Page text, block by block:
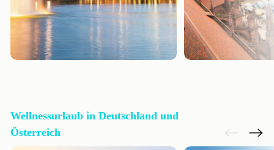
Wellnessurlaub in Deutschland und
Österreich